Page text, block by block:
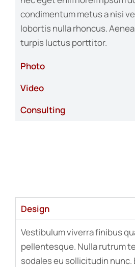
condimentum metus a nisi
lobortis nulla rhoncus.
turpis luctus porttitor.
Photo
Video
Consulting
Design
Vestibulum viverra finibus
pellentesque. Nulla rutrum
sodales eu sollicitudin